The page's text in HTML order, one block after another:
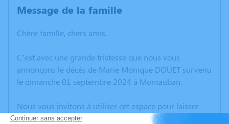
Message de la famille
Chère famille, chers amis,
C’est avec une grande tristesse que nous vous
annonçons le décès de Marie Monique DOUET survenu
le dimanche 01 septembre 2024 à Montauban.
Nous vous invitons à utiliser cet espace pour laisser
vos condoléances, partager des photos souvenirs, une